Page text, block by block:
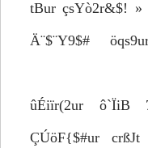
کفر می ورزند می فرماید : « !$tBur çsYò2r&
Ä¨$¨Y9$#
«ûÉiïr(2ur ô`ÏiB
ÇÚöF{$#ur